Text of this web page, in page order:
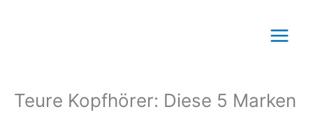
Teure Kopfhörer: Diese 5 Marken